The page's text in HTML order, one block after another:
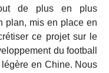
de plus en plus
plan, mis en place en
ce projet sur le
du football
en Chine. Nous